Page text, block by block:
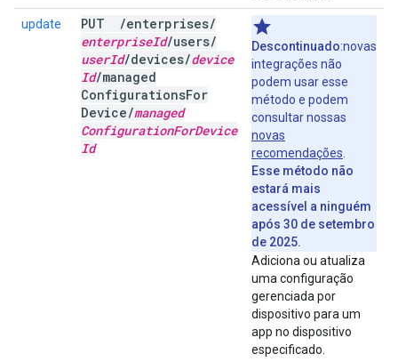
update PUT /enterprises/
enterpriseId/users/
userId/devices/device
Id/managed
ConfigurationsFor
Device/managed
ConfigurationForDevice
Id
Descontinuado:novas
integrações não
podem usar esse
método e podem
consultar nossas
novas
recomendações
Esse método não
estará mais
acessível a ninguém
após 30 de setembro
de 2025.
Adiciona ou atualiza
uma configuração
gerenciada por
dispositivo para um
app no dispositivo
especificado.